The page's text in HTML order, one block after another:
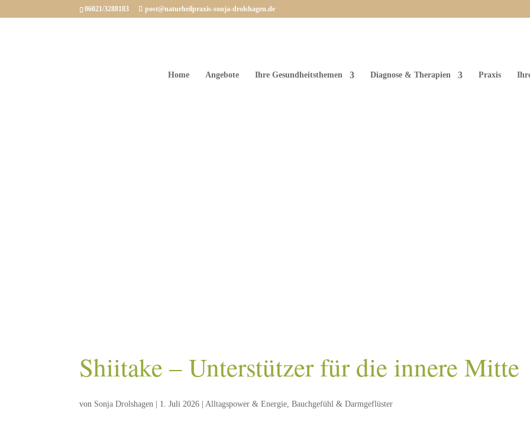
06021/3288183 post@naturheilpraxis-sonja-drolshagen.de
Home Angebote Ihre Gesundheitsthemen Diagnose & Therapien Praxis
Shiitake – Unterstützer für die innere Mitte
von Sonja Drolshagen 1. Juli 2026 Alltagspower & Energie ,Bauchgefühl & Darmgeflüster